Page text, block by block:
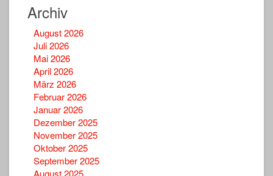
Archiv
August 2026
Juli 2026
Mai 2026
April 2026
März 2026
Februar 2026
Januar 2026
Dezember 2025
November 2025
Oktober 2025
September 2025
August 2025